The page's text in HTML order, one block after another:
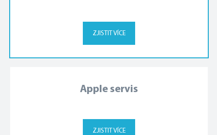
ZJISTIT VÍCE
Apple servis
ZJISTIT VÍCE